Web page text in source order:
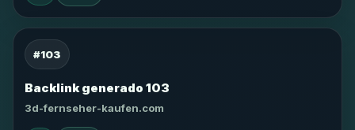
#103
Backlink generado 103
3d-fernseher-kaufen.com